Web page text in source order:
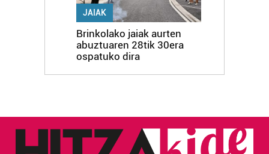
JAIAK
Brinkolako jaiak aurten
abuztuaren 28tik 30era
ospatuko dira